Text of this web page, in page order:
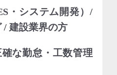
・システム開発）/
/ 建設業界の方
な勤怠・工数管理